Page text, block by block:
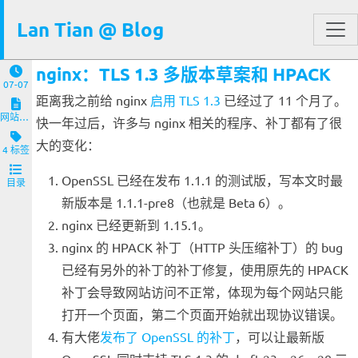
Lan Tian @ Blog
07-07
网站与服务端
4 标签
目录
nginx：TLS 1.3 多版本草案和 HPACK
距离我之前给 nginx 启用 TLS 1.3 已经过了 11 个月了。
快一年过后，许多与 nginx 相关的程序、补丁都有了很
大的变化：
OpenSSL 已经在发布 1.1.1 的测试版，写本文时最
新版本是 1.1.1-pre8（也就是 Beta 6）。
nginx 已经更新到 1.15.1。
nginx 的 HPACK 补丁（HTTP 头压缩补丁）的 bug
已经有另外的补丁的补丁修复，使用原先的 HPACK
补丁会导致网站访问不正常，体现为每个网站只能
打开一个页面，第二个页面开始就出现协议错误。
有大佬发布了 OpenSSL 的补丁，可以让最新版